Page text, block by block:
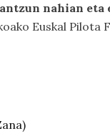
nahian
Euskal Pilota